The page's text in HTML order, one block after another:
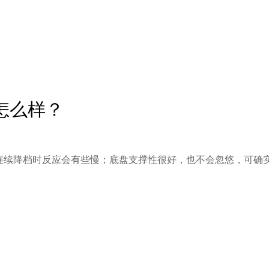
样？
降档时反应会有些慢；底盘支撑性很好，也不会忽悠，可确